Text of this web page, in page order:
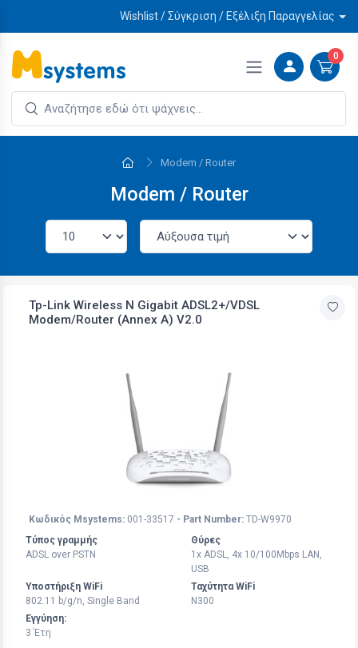
Wishlist / Σύγκριση / Εξέλιξη Παραγγελίας
0
Modem / Router
Modem / Router
Tp-Link Wireless N Gigabit ADSL2+/VDSL
Modem/Router (Annex A) V2.0
Κωδικός Msystems: 001-33517 - Part Number: TD-W9970
Τύπος γραμμής
ADSL over PSTN
Θύρες
1x ADSL, 4x 10/100Mbps LAN,
USB
Υποστήριξη WiFi
802.11 b/g/n, Single Band
Ταχύτητα WiFi
N300
Εγγύηση:
3 Έτη